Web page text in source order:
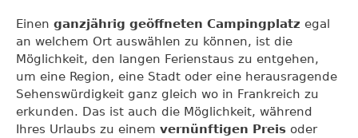
Einen ganzjährig geöffneten Campingplatz egal
an welchem Ort auswählen zu können, ist die
Möglichkeit, den langen Ferienstaus zu entgehen,
um eine Region, eine Stadt oder eine herausragende
Sehenswürdigkeit ganz gleich wo in Frankreich zu
erkunden. Das ist auch die Möglichkeit, während
Ihres Urlaubs zu einem vernünftigen Preis oder